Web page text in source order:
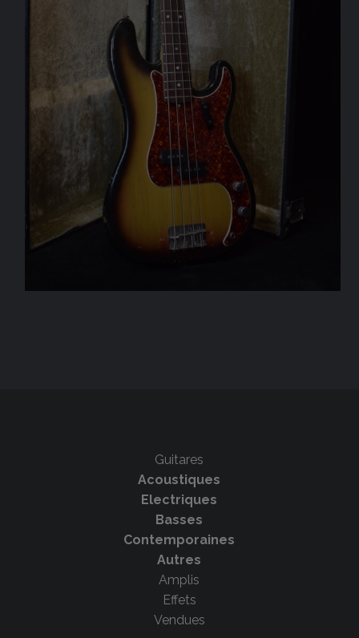
Guitares
Acoustiques
Electriques
Basses
Contemporaines
Autres
Amplis
Effets
Vendues